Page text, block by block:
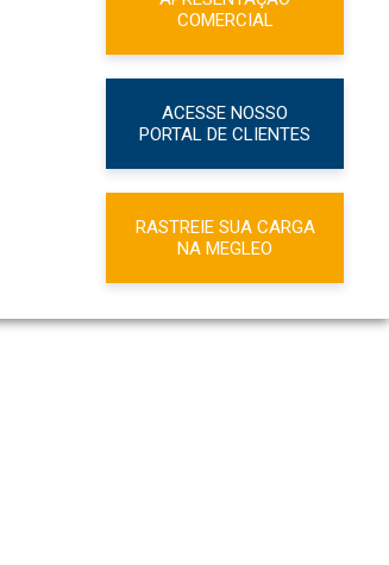
COMERCIAL
ACESSE NOSSO
PORTAL DE CLIENTES
RASTREIE SUA CARGA
NA MEGLEO